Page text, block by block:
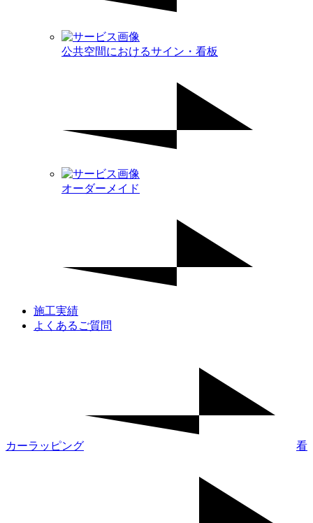
公共空間におけるサイン・看板
オーダーメイド
施工実績
よくあるご質問
カーラッピング 看